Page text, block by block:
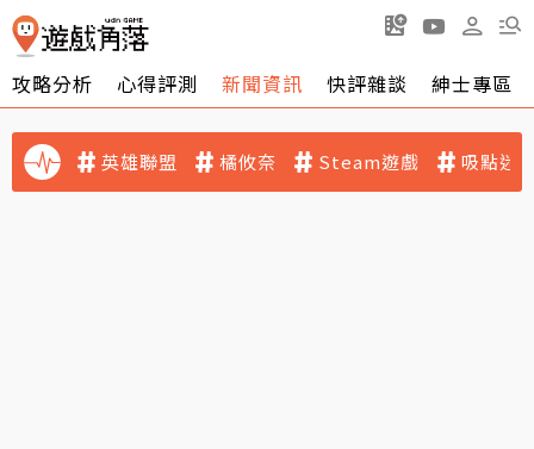
攻略分析 心得評測 新聞資訊 快評雜談 紳士專區
英雄聯盟 橘攸奈 Steam遊戲 吸點迷